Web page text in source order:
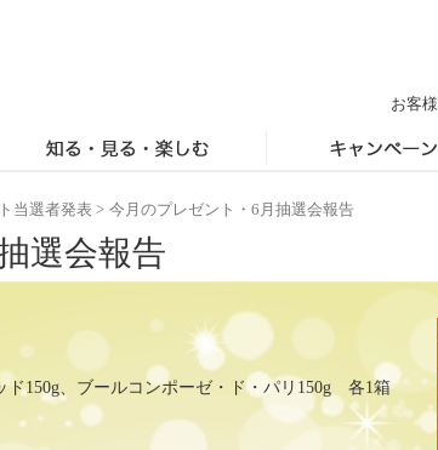
お客
当選者発表> 今月のプレゼント・6月抽選会報告
選会報告
ド150g、ブールコンポーゼ・ド・パリ150g 各1箱